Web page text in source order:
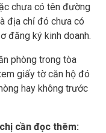
chưa có tên đường
địa chỉ đó chưa có
đăng ký kinh doanh.
phòng trong tòa
giấy tờ căn hộ đó
hay không trước
cần đọc thêm: